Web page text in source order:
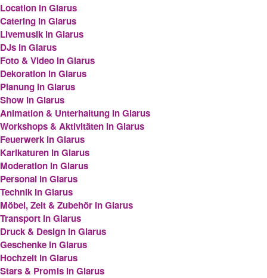
Location in Glarus
Catering in Glarus
Livemusik in Glarus
DJs in Glarus
Foto & Video in Glarus
Dekoration in Glarus
Planung in Glarus
Show in Glarus
Animation & Unterhaltung in Glarus
Workshops & Aktivitäten in Glarus
Feuerwerk in Glarus
Karikaturen in Glarus
Moderation in Glarus
Personal in Glarus
Technik in Glarus
Möbel, Zelt & Zubehör in Glarus
Transport in Glarus
Druck & Design in Glarus
Geschenke in Glarus
Hochzeit in Glarus
Stars & Promis in Glarus